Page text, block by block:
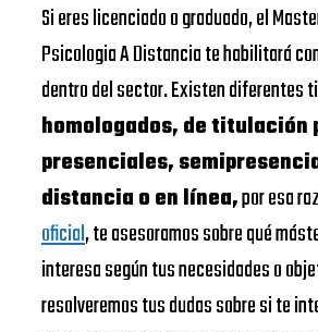
Si eres licenciado o graduado, el
Psicologia A Distancia te habilitará
dentro del sector. Existen diferentes
homologados, de titulación
presenciales,
distancia o en línea,por esa
oficial, te asesoramos sobre qué
interesa según tus necesidades o
resolveremos tus dudas sobre si te